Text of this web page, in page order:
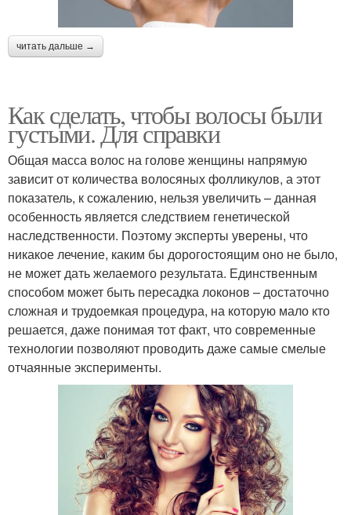
читать дальше →
Как сделать, чтобы волосы были
густыми. Для справки
Общая масса волос на голове женщины напрямую
зависит от количества волосяных фолликулов, а этот
показатель, к сожалению, нельзя увеличить – данная
особенность является следствием генетической
наследственности. Поэтому эксперты уверены, что
никакое лечение, каким бы дорогостоящим оно не было,
не может дать желаемого результата. Единственным
способом может быть пересадка локонов – достаточно
сложная и трудоемкая процедура, на которую мало кто
решается, даже понимая тот факт, что современные
технологии позволяют проводить даже самые смелые
отчаянные эксперименты.